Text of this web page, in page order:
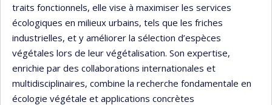
traits fonctionnels, elle vise à maximiser les services
écologiques en milieux urbains, tels que les friches
industrielles, et y améliorer la sélection d’espèces
végétales lors de leur végétalisation. Son expertise,
enrichie par des collaborations internationales et
multidisciplinaires, combine la recherche fondamentale en
écologie végétale et applications concrètes